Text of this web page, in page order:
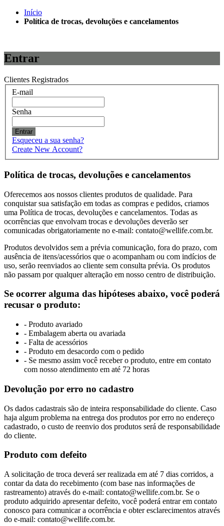
Início
Política de trocas, devoluções e cancelamentos
Entrar
Clientes Registrados
E-mail
Senha
Entrar
Esqueceu a sua senha?
Create New Account?
Política de trocas, devoluções e cancelamentos
Oferecemos aos nossos clientes produtos de qualidade. Para
conquistar sua satisfação em todas as compras e pedidos, criamos
uma Política de trocas, devoluções e cancelamentos. Todas as
ocorrências que envolvam trocas e devoluções deverão ser
comunicadas obrigatoriamente no e-mail: contato@wellife.com.br.
Produtos devolvidos sem a prévia comunicação, fora do prazo, com
ausência de itens/acessórios que o acompanham ou com indícios de
uso, serão reenviados ao cliente sem consulta prévia. Os produtos
não passam por qualquer alteração em nosso centro de distribuição.
Se ocorrer alguma das hipóteses abaixo, você poderá
recusar o produto:
- Produto avariado
- Embalagem aberta ou avariada
- Falta de acessórios
- Produto em desacordo com o pedido
- Se mesmo assim você receber o produto, entre em contato
com nosso atendimento em até 72 horas
Devolução por erro no cadastro
Os dados cadastrais são de inteira responsabilidade do cliente. Caso
haja algum problema na entrega dos produtos por erro no endereço
cadastrado, o custo de reenvio dos produtos será de responsabilidade
do cliente.
Produto com defeito
A solicitação de troca deverá ser realizada em até 7 dias corridos, a
contar da data do recebimento (com base nas informações de
rastreamento) através do e-mail: contato@wellife.com.br. Se o
produto adquirido apresentar defeito, você poderá entrar em contato
conosco para comunicar a ocorrência e obter esclarecimentos através
do e-mail: contato@wellife.com.br.